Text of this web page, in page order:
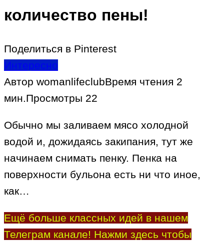
количество пены!
Поделиться в Pinterest
Интересно
Автор womanlifeclubВремя чтения 2
мин.Просмотры 22
Обычно мы заливаем мясо холодной
водой и, дожидаясь закипания, тут же
начинаем снимать пенку. Пенка на
поверхности бульона есть ни что иное,
как…
Ещё больше классных идей в нашем
Телеграм канале! Нажми здесь чтобы